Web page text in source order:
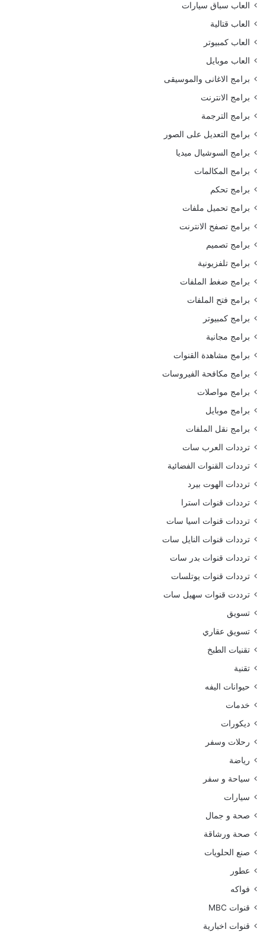
العاب سباق سيارات
العاب قتالية
العاب كمبيوتر
العاب موبايل
برامج الاغانى والموسيقى
برامج الانترنت
برامج الترجمة
برامج التعديل على الصور
برامج السوشيال ميديا
برامج المكالمات
برامج تحكم
برامج تحميل ملفات
برامج تصفح الانترنت
برامج تصميم
برامج تلفزيونية
برامج ضغط الملفات
برامج فتح الملفات
برامج كمبيوتر
برامج مجانية
برامج مشاهدة القنوات
برامج مكافحة الفيروسات
برامج مواصلات
برامج موبايل
برامج نقل الملفات
ترددات العرب سات
ترددات القنوات الفضائية
ترددات الهوت بيرد
ترددات قنوات استرا
ترددات قنوات اسيا سات
ترددات قنوات النايل سات
ترددات قنوات بدر سات
ترددات قنوات يوتلسات
ترددت قنوات سهيل سات
تسويق
تسويق عقاري
تقنيات الطبخ
تقنية
حيوانات اليفه
خدمات
ديكورات
رحلات وسفر
رياضة
سياحة و سفر
سيارات
صحة و جمال
صحة ورشاقة
صنع الحلويات
عطور
فواكه
قنوات MBC
قنوات اخبارية